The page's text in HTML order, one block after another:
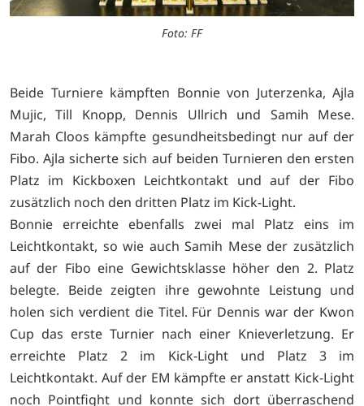
Foto: FF
Beide Turniere kämpften Bonnie von Juterzenka, Ajla
Mujic, Till Knopp, Dennis Ullrich und Samih Mese.
Marah Cloos kämpfte gesundheitsbedingt nur auf der
Fibo. Ajla sicherte sich auf beiden Turnieren den ersten
Platz im Kickboxen Leichtkontakt und auf der Fibo
zusätzlich noch den dritten Platz im Kick-Light.
Bonnie erreichte ebenfalls zwei mal Platz eins im
Leichtkontakt, so wie auch Samih Mese der zusätzlich
auf der Fibo eine Gewichtsklasse höher den 2. Platz
belegte. Beide zeigten ihre gewohnte Leistung und
holen sich verdient die Titel. Für Dennis war der Kwon
Cup das erste Turnier nach einer Knieverletzung. Er
erreichte Platz 2 im Kick-Light und Platz 3 im
Leichtkontakt. Auf der EM kämpfte er anstatt Kick-Light
noch Pointfight und konnte sich dort überraschend